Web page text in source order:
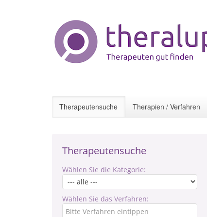
Therapeutensuche Therapien / Verfahren
Therapeutensuche
Wählen Sie die Kategorie:
Wählen Sie das Verfahren: